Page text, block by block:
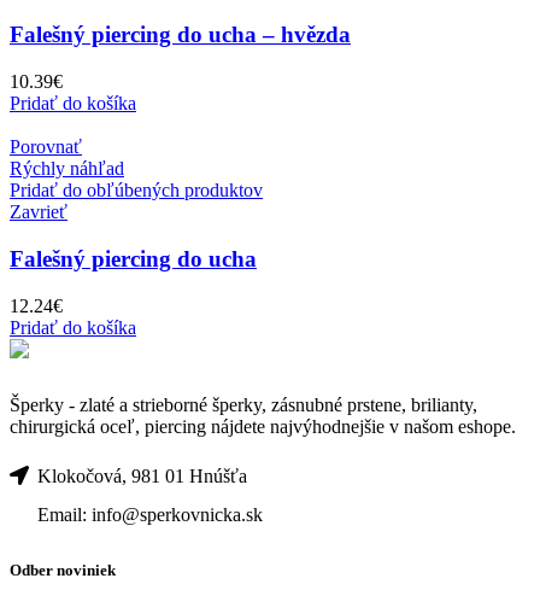
Falešný piercing do ucha – hvězda
10.39€
Pridať do košíka
Porovnať
Rýchly náhľad
Pridať do obľúbených produktov
Zavrieť
Falešný piercing do ucha
12.24€
Pridať do košíka
Šperky - zlaté a strieborné šperky, zásnubné prstene, brilianty,
chirurgická oceľ, piercing nájdete najvýhodnejšie v našom eshope.
Klokočová, 981 01 Hnúšťa
Email: info@sperkovnicka.sk
Odber noviniek